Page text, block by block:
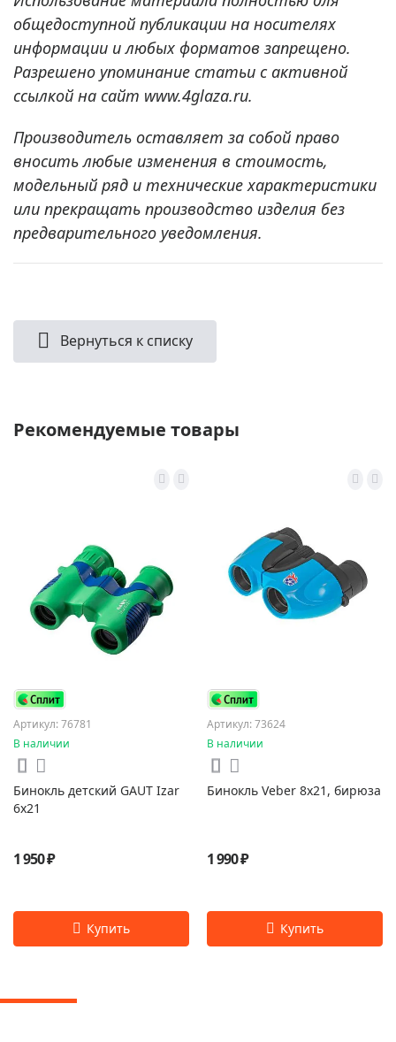
общедоступной публикации на носителях
информации и любых форматов запрещено.
Разрешено упоминание статьи с активной
ссылкой на сайт www.4glaza.ru.
Производитель оставляет за собой право
вносить любые изменения в стоимость,
модельный ряд и технические характеристики
или прекращать производство изделия без
предварительного уведомления.
Вернуться к списку
Рекомендуемые товары
Артикул: 76781
В наличии
Бинокль детский GAUT Izar
6x21
1 950 ₽
Артикул: 73624
В наличии
Бинокль Veber 8x21, бирюза
1 990 ₽